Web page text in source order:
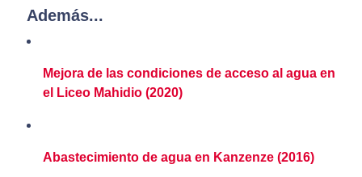
Además...
Mejora de las condiciones de acceso al agua en
el Liceo Mahidio (2020)
Abastecimiento de agua en Kanzenze (2016)